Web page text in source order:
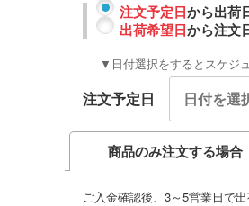
注文予定日から出荷
出荷希望日から注文
▼日付選択をするとスケジ
注文予定日
商品のみ注文する場合
ご入金確認後、3～5営業日で